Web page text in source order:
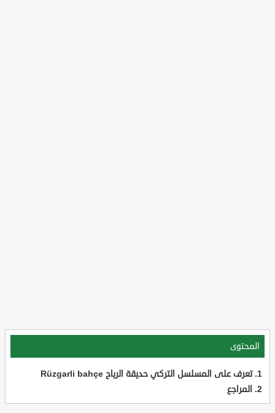
المحتوى
تعرف على المسلسل التركي حديقة الرياح Rüzgarli bahçe
المراجع